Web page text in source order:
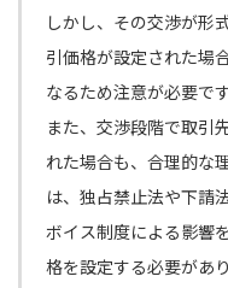
しかし、その交渉が形
引価格が設定された場
なるため注意が必要です
また、交渉段階で取引
れた場合も、合理的な
は、独占禁止法や下請
ボイス制度による影響
格を設定する必要があり